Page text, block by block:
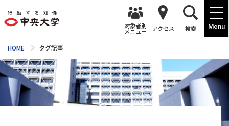
Menu
対象者別
メニュー アクセス 検索
HOME タグ記事